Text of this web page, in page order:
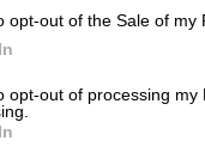
opt-out of the Sale of my
opt-out of processing my
διαρρυθμίσεις